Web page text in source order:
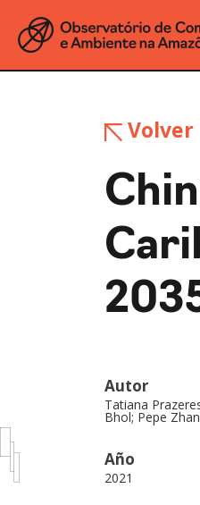
Volver
Autor
Tatiana
Bhol; Pepe
Año
2021